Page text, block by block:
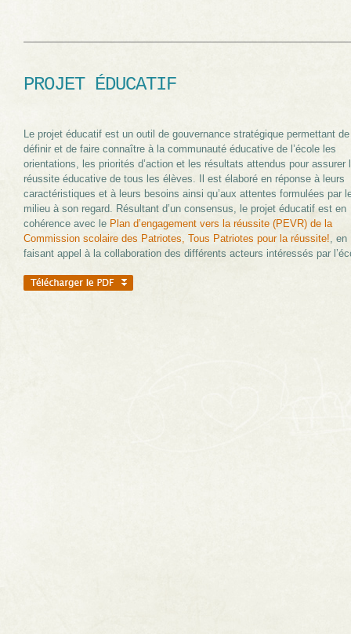
PROJET ÉDUCATIF
Le projet éducatif est un outil de gouvernance stratégique permettant de
définir et de faire connaître à la communauté éducative de l’école les
orientations, les priorités d’action et les résultats attendus pour assurer
réussite éducative de tous les élèves. Il est élaboré en réponse à leurs
caractéristiques et à leurs besoins ainsi qu’aux attentes formulées par
milieu à son regard. Résultant d’un consensus, le projet éducatif est en
cohérence avec le Plan d’engagement vers la réussite (PEVR) de la
Commission scolaire des Patriotes, Tous Patriotes pour la réussite!, en
faisant appel à la collaboration des différents acteurs intéressés par